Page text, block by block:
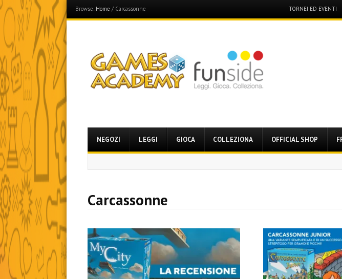
Browse: Home / Carcassonne Menu
Skip
to
TORNEI ED EVENTI
Games Academy
Menu
content
NEGOZI LEGGI GIOCA COLLEZIONA OFFICIAL SHOP
Carcassonne